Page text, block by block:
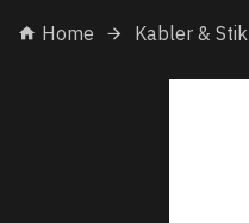
Home Kabler & Stik